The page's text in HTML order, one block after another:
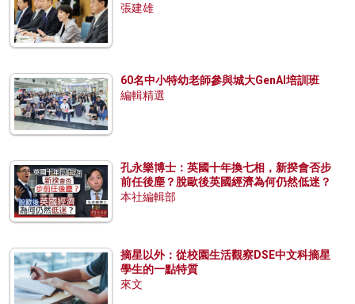
張建雄
60名中小特幼老師參與城大GenAI培訓班
編輯精選
孔永樂博士：英國十年換七相，新揆會否步
前任後塵？脫歐後英國經濟為何仍然低迷？
本社編輯部
摘星以外：從校園生活觀察DSE中文科摘星
學生的一點特質
來文